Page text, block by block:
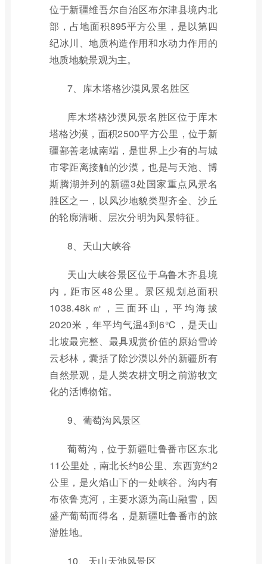
位于新疆维吾尔自治区布尔津县境内北
部，占地面积895平方公里，是以第四
纪冰川、地质构造作用和水动力作用的
地质地貌景观为主。
7、库木塔格沙漠风景名胜区
库木塔格沙漠风景名胜区位于库木
塔格沙漠，面积2500平方公里，位于新
疆鄯善老城南端，是世界上少有的与城
市零距离接触的沙漠，也是与天池、博
斯腾湖并列的新疆3处国家重点风景名
胜区之一，以风沙地貌类型齐全、沙丘
的轮廓清晰、层次分明为风景特征。
8、天山大峡谷
天山大峡谷景区位于乌鲁木齐县境
内，距市区48公里。景区规划总面积
1038.48k㎡，三面环山，平均海拔
2020米，年平均气温4到6℃，是天山
北坡最完整、最具观赏价值的原始雪岭
云杉林，囊括了除沙漠以外的新疆所有
自然景观，是人类农耕文明之前游牧文
化的活博物馆。
9、葡萄沟风景区
葡萄沟，位于新疆吐鲁番市区东北
11公里处，南北长约8公里、东西宽约2
公里，是火焰山下的一处峡谷。沟内有
布依鲁克河，主要水源为高山融雪，因
盛产葡萄而得名，是新疆吐鲁番市的旅
游胜地。
10、天山天池风景区